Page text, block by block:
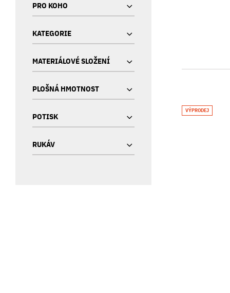
PRO KOHO
KATEGORIE
MATERIÁLOVÉ SLOŽENÍ
PLOŠNÁ HMOTNOST
POTISK
RUKÁV
VÝPRODEJ